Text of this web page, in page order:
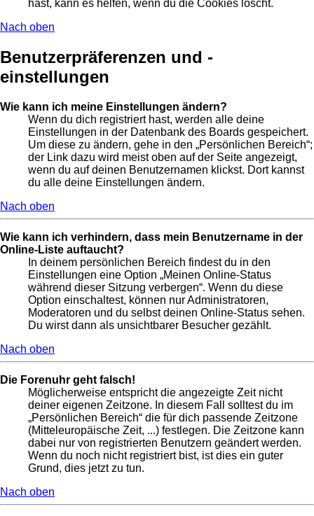
hast, kann es helfen, wenn du die Cookies löscht.
Nach oben
Benutzerpräferenzen und -
einstellungen
Wie kann ich meine Einstellungen ändern?
Wenn du dich registriert hast, werden alle deine
Einstellungen in der Datenbank des Boards gespeichert.
Um diese zu ändern, gehe in den „Persönlichen Bereich“;
der Link dazu wird meist oben auf der Seite angezeigt,
wenn du auf deinen Benutzernamen klickst. Dort kannst
du alle deine Einstellungen ändern.
Nach oben
Wie kann ich verhindern, dass mein Benutzername in der
Online-Liste auftaucht?
In deinem persönlichen Bereich findest du in den
Einstellungen eine Option „Meinen Online-Status
während dieser Sitzung verbergen“. Wenn du diese
Option einschaltest, können nur Administratoren,
Moderatoren und du selbst deinen Online-Status sehen.
Du wirst dann als unsichtbarer Besucher gezählt.
Nach oben
Die Forenuhr geht falsch!
Möglicherweise entspricht die angezeigte Zeit nicht
deiner eigenen Zeitzone. In diesem Fall solltest du im
„Persönlichen Bereich“ die für dich passende Zeitzone
(Mitteleuropäische Zeit, ...) festlegen. Die Zeitzone kann
dabei nur von registrierten Benutzern geändert werden.
Wenn du noch nicht registriert bist, ist dies ein guter
Grund, dies jetzt zu tun.
Nach oben